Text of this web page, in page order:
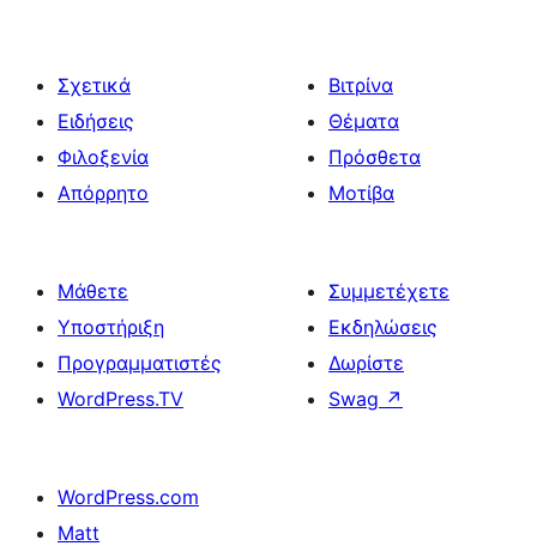
Σχετικά
Ειδήσεις
Φιλοξενία
Απόρρητο
Βιτρίνα
Θέματα
Πρόσθετα
Μοτίβα
Μάθετε
Υποστήριξη
Προγραμματιστές
WordPress.TV
Συμμετέχετε
Εκδηλώσεις
Δωρίστε
Swag ↗
WordPress.com
Matt